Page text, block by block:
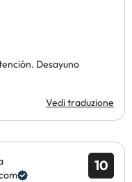
Desayuno
Vedi traduzione
10